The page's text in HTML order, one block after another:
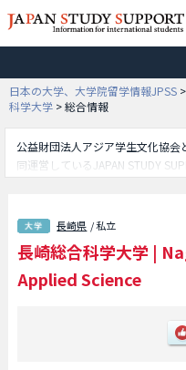
日本の大学、大学院留学情報JPSS >
科学大学 >総合情報
公益財団法人アジア学生文化協
同運営しているJAPAN STUDY
合情報学部等、学部別情報や、募
内、アクセスなど外国人留学生に
ください。
長崎県 / 私立
長崎総合科学大学 |
Applied Science